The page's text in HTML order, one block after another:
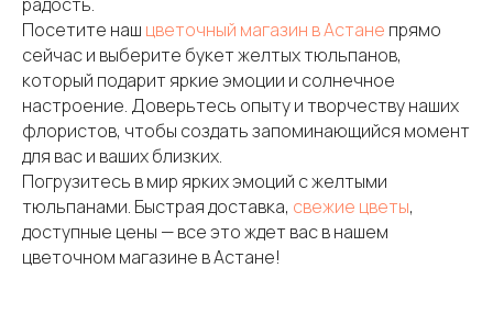
Посетите наш цветочный магазин в Астане прямо
сейчас и выберите букет желтых тюльпанов,
который подарит яркие эмоции и солнечное
настроение. Доверьтесь опыту и творчеству наших
флористов, чтобы создать запоминающийся момент
для вас и ваших близких.
Погрузитесь в мир ярких эмоций с желтыми
тюльпанами. Быстрая доставка, свежие цветы,
доступные цены — все это ждет вас в нашем
цветочном магазине в Астане!